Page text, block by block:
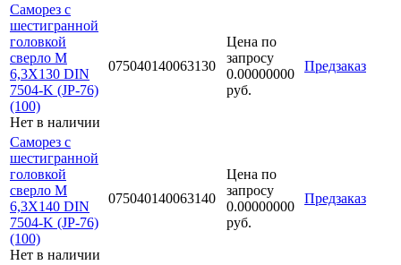
Саморез с
шестигранной
головкой
сверло М
6,3Х130 DIN
7504-K (JP-76)
(100)
Нет в наличии
075040140063130
Цена по
запросу
0.00000000
руб.
Предзаказ
Саморез с
шестигранной
головкой
сверло М
6,3Х140 DIN
7504-K (JP-76)
(100)
Нет в наличии
075040140063140
Цена по
запросу
0.00000000
руб.
Предзаказ